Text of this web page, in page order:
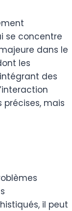
se concentre
dans le
les
des
précises, mais
il peut